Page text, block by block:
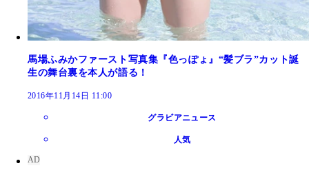
馬場ふみかファースト写真集『色っぽょ』“髪ブラ”カット誕
生の舞台裏を本人が語る！
2016年11月14日 11:00
グラビアニュース
人気